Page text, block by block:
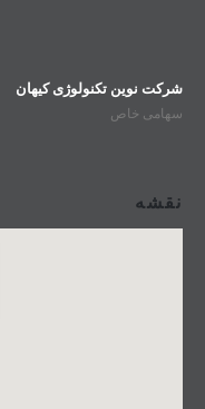
شرکت نوین تکنولوژی کیهان
سهامی خاص
نقشه